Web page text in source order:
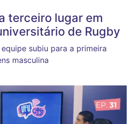
terceiro lugar em
de Rugby
subiu para a primeira
masculina